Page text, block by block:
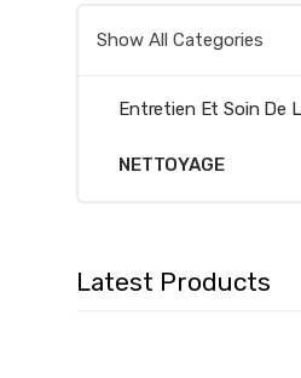
Show All Categories
Entretien Et Soin De
NETTOYAGE
Latest Products